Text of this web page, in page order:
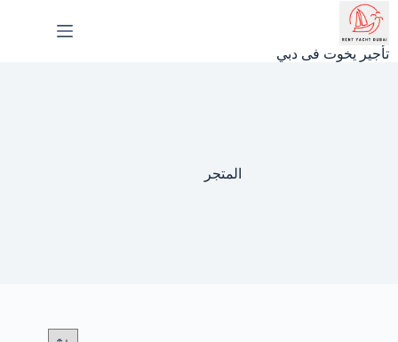
التجاوز
إلى
المحتوى
تأجير يخوت فى دبي
المتجر